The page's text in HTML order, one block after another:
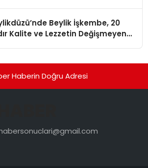
Beylik İşkembe, 20
Kalite ve Lezzetin Değişmeyen
Haberin Doğru Adresi